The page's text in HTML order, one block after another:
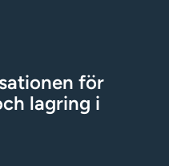
för
lagring i